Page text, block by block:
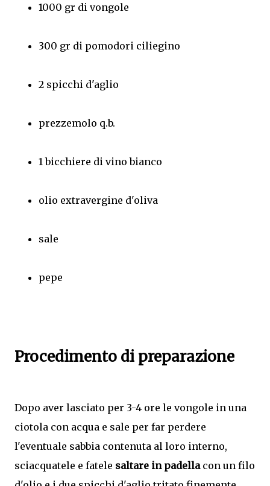
1000 gr di vongole
300 gr di pomodori ciliegino
2 spicchi d'aglio
prezzemolo q.b.
1 bicchiere di vino bianco
olio extravergine d'oliva
sale
pepe
Procedimento di preparazione
Dopo aver lasciato per 3-4 ore le vongole in una
ciotola con acqua e sale per far perdere
l'eventuale sabbia contenuta al loro interno,
sciacquatele e fatele saltare in padellacon un filo